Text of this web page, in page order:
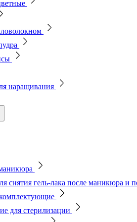
наращивания
снятия гель-лака после маникюра и
для стерилизации